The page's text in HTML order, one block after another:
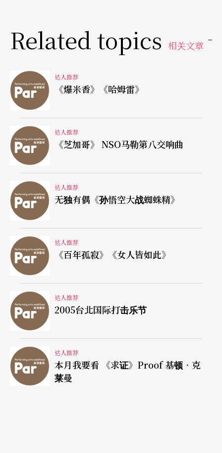
Related topics 相关文章
达人推荐
《爆米香》《哈姆雷》
达人推荐
《芝加哥》 NSO马勒第八交响曲
达人推荐
无独有偶《孙悟空大战蜘蛛精》
达人推荐
《百年孤寂》《女人皆如此》
达人推荐
2005台北国际打击乐节
达人推荐
本月我要看 《求证》Proof 基顿．克
莱曼